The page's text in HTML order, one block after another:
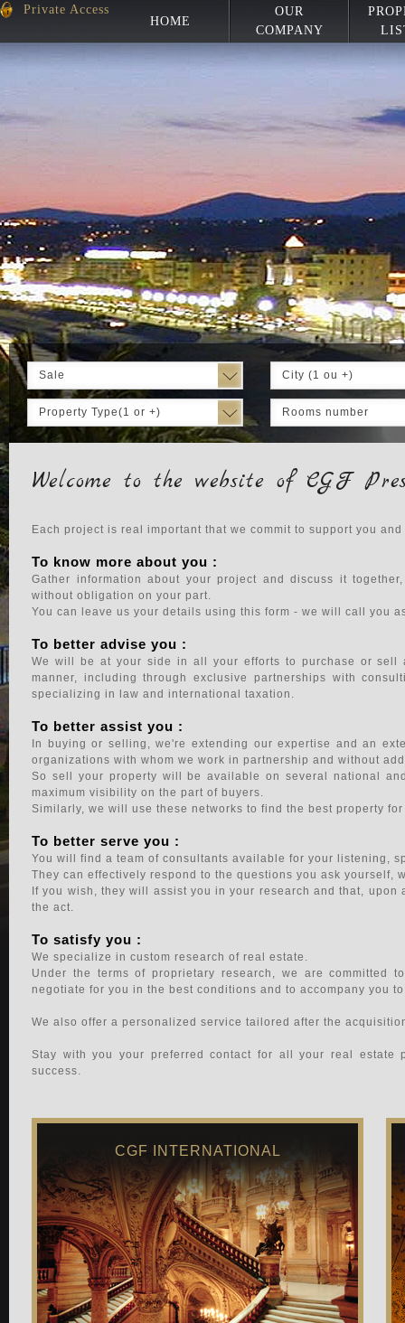
Private Access
HOME
OUR
COMPANY
Sale
Property Type(1 or +)
City (1 ou +)
Rooms number
Welcome to the website of CGF
Each project is real important that we commit to support you
To know more about you :
Gather information about your project and discuss it
without obligation on your part.
You can leave us your details using this form - we will call you
To better advise you :
We will be at your side in all your efforts to purchase or
manner, including through exclusive partnerships with
specializing in law and international taxation.
To better assist you :
In buying or selling, we're extending our expertise and an
organizations with whom we work in partnership and without
So sell your property will be available on several national
maximum visibility on the part of buyers.
Similarly, we will use these networks to find the best property
To better serve you :
You will find a team of consultants available for your listening,
They can effectively respond to the questions you ask yourself,
If you wish, they will assist you in your research and that,
the act.
To satisfy you :
We specialize in custom research of real estate.
Under the terms of proprietary research, we are committed
negotiate for you in the best conditions and to accompany you
We also offer a personalized service tailored after the
Stay with you your preferred contact for all your real
success.
CGF INTERNATIONAL